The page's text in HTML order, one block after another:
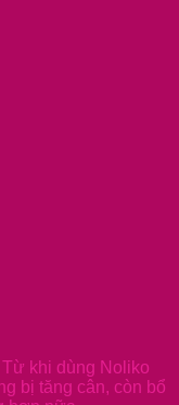
khi dùng Noliko
bị tăng cân, còn bổ